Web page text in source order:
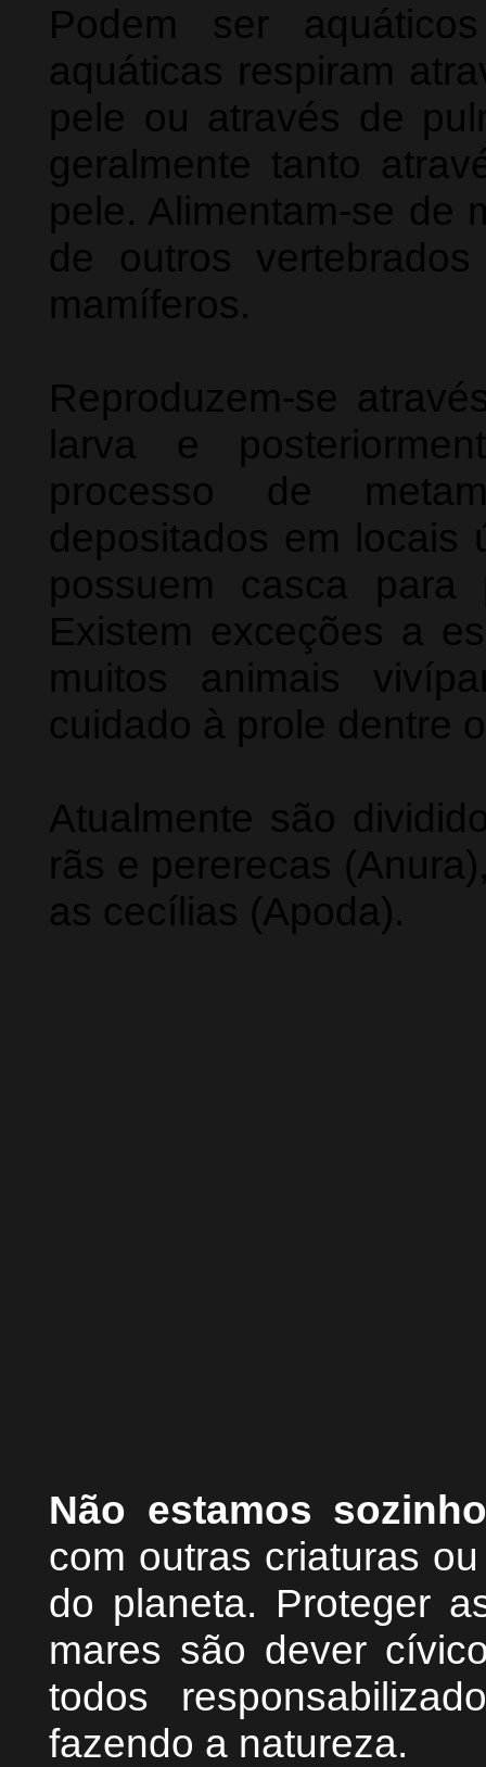
Podem ser
aquáticas respiram
pele ou através de
geralmente tanto
pele. Alimentam-se de
de outros
mamíferos.
Reproduzem-se
larva e
processo de
depositados em locais
possuem casca para
Existem exceções a
muitos animais
cuidado à prole dentre
Atualmente são
rãs e pererecas
as cecílias (Apoda).
Não estamos
com outras criaturas
do planeta. Proteger
mares são dever
todos
fazendo a natureza.